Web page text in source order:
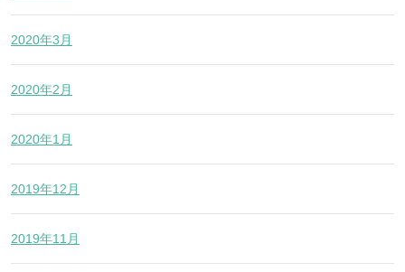
2020年3月
2020年2月
2020年1月
2019年12月
2019年11月